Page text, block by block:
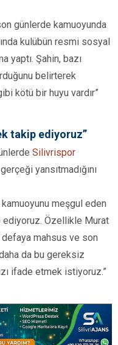
günlerde kamuoyunda
kulübün resmi sosyal
yaptı. Şahin, bazı
belirterek
kötü bir huyu vardır”
takip ediyoruz”
Silivrispor
yansıtmadığını
meşgul eden
ediyoruz. Özellikle Murat
defaya mahsus ve son
da bu gereksiz
ifade etmek istiyoruz.”